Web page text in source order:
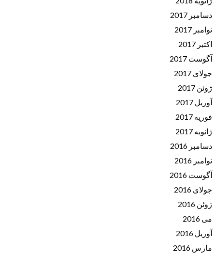
دسامبر 2017
نوامبر 2017
اکتبر 2017
آگوست 2017
جولای 2017
ژوئن 2017
آوریل 2017
فوریه 2017
ژانویه 2017
دسامبر 2016
نوامبر 2016
آگوست 2016
جولای 2016
ژوئن 2016
می 2016
آوریل 2016
مارس 2016